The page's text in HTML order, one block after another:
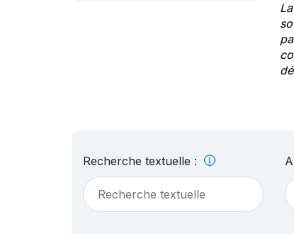
Recherche textuelle :